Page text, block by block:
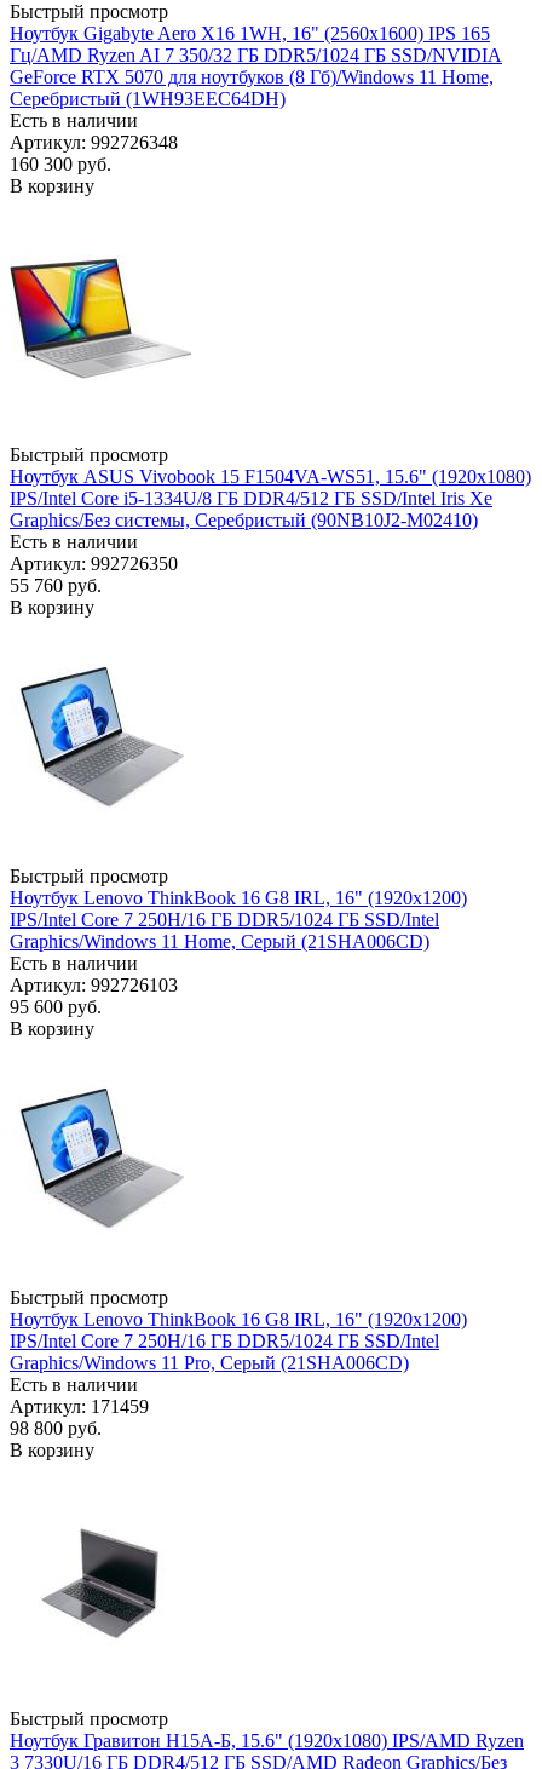
Быстрый просмотр
Ноутбук Gigabyte Aero X16 1WH, 16" (2560x1600) IPS 165
Гц/AMD Ryzen AI 7 350/32 ГБ DDR5/1024 ГБ SSD/NVIDIA
GeForce RTX 5070 для ноутбуков (8 Гб)/Windows 11 Home,
Серебристый (1WH93EEC64DH)
Есть в наличии
Артикул: 992726348
160 300 руб.
В корзину
Быстрый просмотр
Ноутбук ASUS Vivobook 15 F1504VA-WS51, 15.6" (1920x1080)
IPS/Intel Core i5-1334U/8 ГБ DDR4/512 ГБ SSD/Intel Iris Xe
Graphics/Без системы, Серебристый (90NB10J2-M02410)
Есть в наличии
Артикул: 992726350
55 760 руб.
В корзину
Быстрый просмотр
Ноутбук Lenovo ThinkBook 16 G8 IRL, 16" (1920x1200)
IPS/Intel Core 7 250H/16 ГБ DDR5/1024 ГБ SSD/Intel
Graphics/Windows 11 Home, Серый (21SHA006CD)
Есть в наличии
Артикул: 992726103
95 600 руб.
В корзину
Быстрый просмотр
Ноутбук Lenovo ThinkBook 16 G8 IRL, 16" (1920x1200)
IPS/Intel Core 7 250H/16 ГБ DDR5/1024 ГБ SSD/Intel
Graphics/Windows 11 Pro, Серый (21SHA006CD)
Есть в наличии
Артикул: 171459
98 800 руб.
В корзину
Быстрый просмотр
Ноутбук Гравитон Н15А-Б, 15.6" (1920x1080) IPS/AMD Ryzen
3 7330U/16 ГБ DDR4/512 ГБ SSD/AMD Radeon Graphics/Без